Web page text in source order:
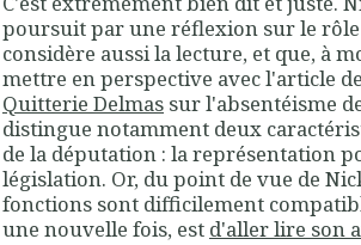
poursuit par une réflexion sur le
considère aussi la lecture, et que, à
mettre en perspective avec l'article de
Quitterie Delmas sur l'absentéisme
distingue notamment deux
de la députation : la représentation
législation. Or, du point de vue de
fonctions sont difficilement
une nouvelle fois, est d'aller lire son